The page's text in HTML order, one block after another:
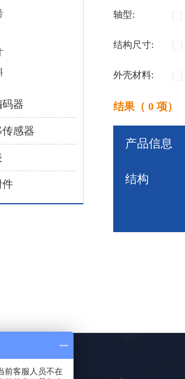
器
感器
件
轴型:
结构尺寸:
外壳材料:
结果（ 0 项）
产品信息
结构
前客服人员不在